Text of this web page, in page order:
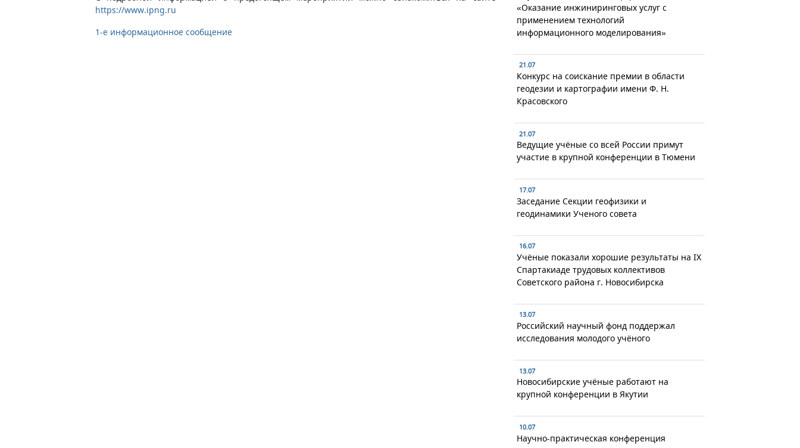
https://www.ipng.ru
1-е информационное сообщение
«Оказание инжиниринговых услуг с
применением технологий
информационного моделирования»
21.07
Конкурс на соискание премии в области
геодезии и картографии имени Ф. Н.
Красовского
21.07
Ведущие учёные со всей России примут
участие в крупной конференции в Тюмени
17.07
Заседание Секции геофизики и
геодинамики Ученого совета
16.07
Учёные показали хорошие результаты на IX
Спартакиаде трудовых коллективов
Советского района г. Новосибирска
13.07
Российский научный фонд поддержал
исследования молодого учёного
13.07
Новосибирские учёные работают на
крупной конференции в Якутии
10.07
Научно-практическая конференция